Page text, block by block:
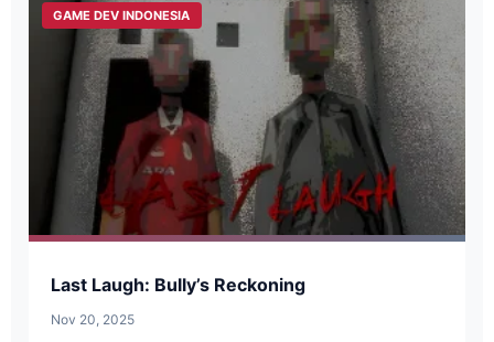
GAME DEV INDONESIA
Last Laugh: Bully’s Reckoning
Nov 20, 2025